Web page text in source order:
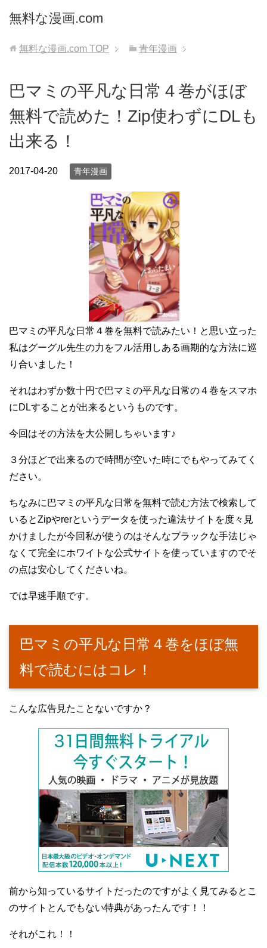
無料な漫画.com
無料な漫画.com TOP 青年漫画
巴マミの平凡な日常４巻がほぼ
無料で読めた！Zip使わずにDLも
出来る！
2017-04-20 青年漫画
巴マミの平凡な日常４巻を無料で読みたい！と思い立った
私はグーグル先生の力をフル活用しある画期的な方法に巡
り合いました！
それはわずか数十円で巴マミの平凡な日常の４巻をスマホ
にDLすることが出来るというものです。
今回はその方法を大公開しちゃいます♪
３分ほどで出来るので時間が空いた時にでもやってみてく
ださい。
ちなみに巴マミの平凡な日常を無料で読む方法で検索して
いるとZipやrerというデータを使った違法サイトを度々見
かけましたが今回私が使うのはそんなブラックな手法じゃ
なくて完全にホワイトな公式サイトを使っていますのでそ
の点は安心してくださいね。
では早速手順です。
巴マミの平凡な日常４巻をほぼ無
料で読むにはコレ！
こんな広告見たことないですか？
前から知っているサイトだったのですがよく見てみるとこ
のサイトとんでもない特典があったんです！！
それがこれ！！